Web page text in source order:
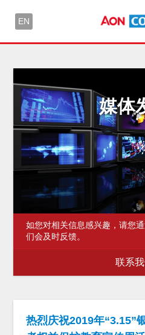
EN
媒体
如您对相关信息感兴趣，请您
们会及时反馈。
联系
热烈庆祝2019年“3.15”